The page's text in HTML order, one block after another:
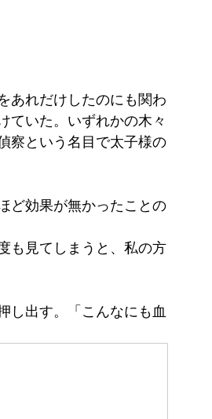
あれだけしたのにも関わ
ていた。いずれかの木々
察という名目で太子様の
ど効果が無かったことの
見てしまうと、私の方
し出す。「こんなにも血